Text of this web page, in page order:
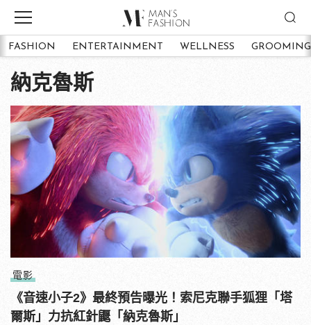
FASHION ENTERTAINMENT WELLNESS GROOMING
納克魯斯
電影
《音速小子2》最終預告曝光！索尼克聯手狐狸「塔
爾斯」力抗紅針鼴「納克魯斯」